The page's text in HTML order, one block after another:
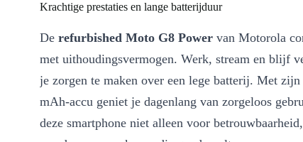
Krachtige prestaties en lange batterijduur
De refurbished Moto G8 Power van Motorola
met uithoudingsvermogen. Werk, stream en blijf
je zorgen te maken over een lege batterij. Met
mAh-accu geniet je dagenlang van zorgeloos
deze smartphone niet alleen voor